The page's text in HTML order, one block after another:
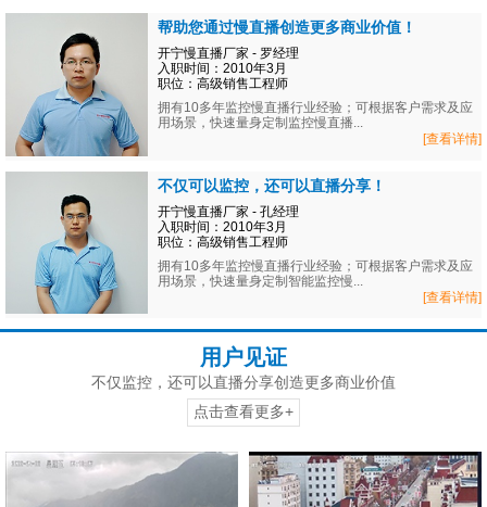
帮助您通过慢直播创造更多商业价值！
开宁慢直播厂家 - 罗经理
入职时间：2010年3月
职位：高级销售工程师
拥有10多年监控慢直播行业经验；可根据客户需求及应
用场景，快速量身定制监控慢直播...
[查看详情]
不仅可以监控，还可以直播分享！
开宁慢直播厂家 - 孔经理
入职时间：2010年3月
职位：高级销售工程师
拥有10多年监控慢直播行业经验；可根据客户需求及应
用场景，快速量身定制智能监控慢...
[查看详情]
用户见证
不仅监控，还可以直播分享创造更多商业价值
点击查看更多+